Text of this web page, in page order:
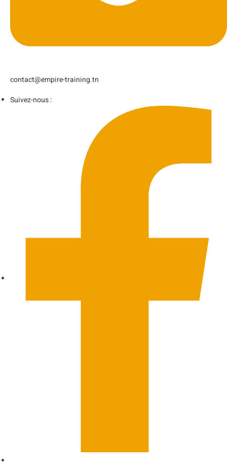
contact@empire-training.tn
Suivez-nous :